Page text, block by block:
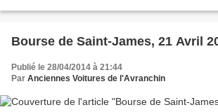
Bourse de Saint-James, 21 Avril
Publié le 28/04/2014 à 21:44
Par Anciennes Voitures de l'Avranchin